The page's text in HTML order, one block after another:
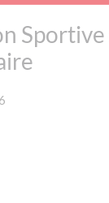
Sportive